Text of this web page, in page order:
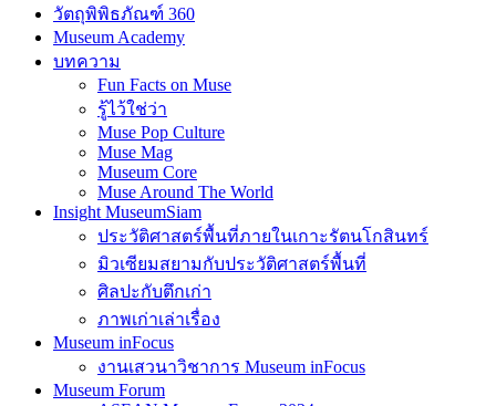
วัตถุพิพิธภัณฑ์ 360
Museum Academy
บทความ
Fun Facts on Muse
รู้ไว้ใช่ว่า
Muse Pop Culture
Muse Mag
Museum Core
Muse Around The World
Insight MuseumSiam
ประวัติศาสตร์พื้นที่ภายในเกาะรัตนโกสินทร์
มิวเซียมสยามกับประวัติศาสตร์พื้นที่
ศิลปะกับตึกเก่า
ภาพเก่าเล่าเรื่อง
Museum inFocus
งานเสวนาวิชาการ Museum inFocus
Museum Forum